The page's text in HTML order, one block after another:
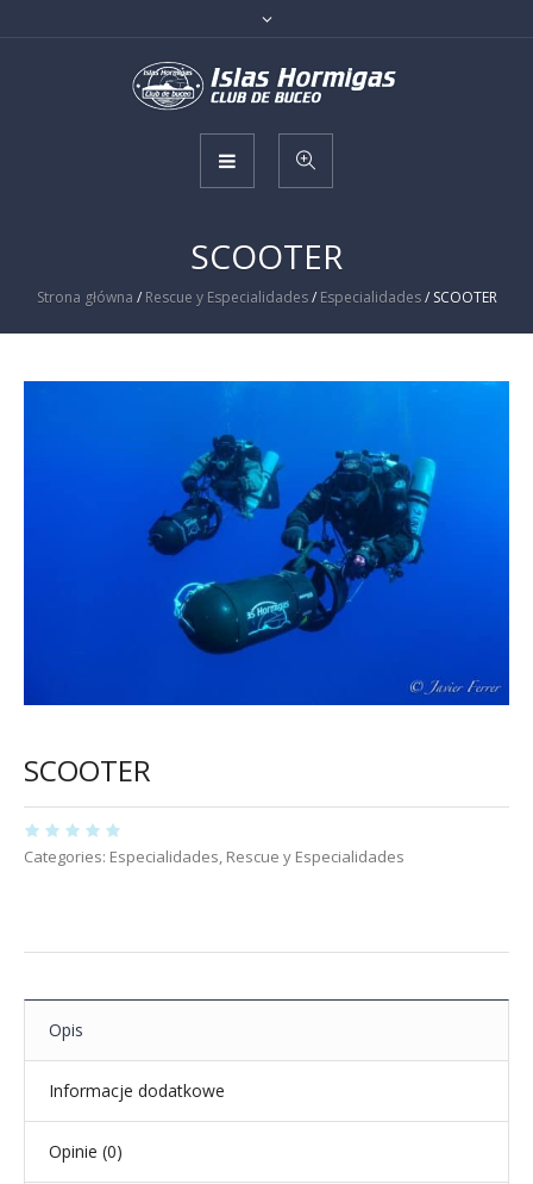
SCOOTER
Strona główna / Rescue y Especialidades/ Especialidades/ SCOOTER
SCOOTER
Categories: Especialidades, Rescue y Especialidades
Opis
Informacje dodatkowe
Opinie (0)